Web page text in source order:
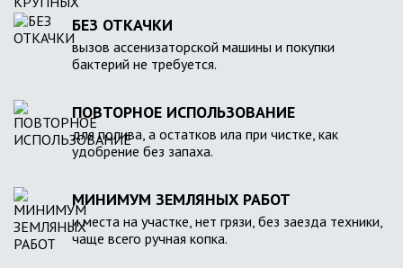
БЕЗ ОТКАЧКИ
вызов ассенизаторской машины и покупки
бактерий не требуется.
ПОВТОРНОЕ ИСПОЛЬЗОВАНИЕ
для полива, а остатков ила при чистке, как
удобрение без запаха.
МИНИМУМ ЗЕМЛЯНЫХ РАБОТ
и места на участке, нет грязи, без заезда техники,
чаще всего ручная копка.